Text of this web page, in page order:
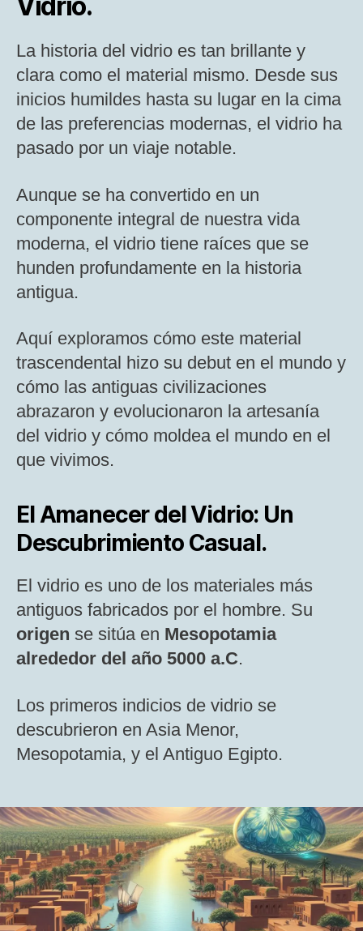
Vidrio.
La historia del vidrio es tan brillante y
clara como el material mismo. Desde sus
inicios humildes hasta su lugar en la cima
de las preferencias modernas, el vidrio ha
pasado por un viaje notable.
Aunque se ha convertido en un
componente integral de nuestra vida
moderna, el vidrio tiene raíces que se
hunden profundamente en la historia
antigua.
Aquí exploramos cómo este material
trascendental hizo su debut en el mundo y
cómo las antiguas civilizaciones
abrazaron y evolucionaron la artesanía
del vidrio y cómo moldea el mundo en el
que vivimos.
El Amanecer del Vidrio: Un
Descubrimiento Casual.
El vidrio es uno de los materiales más
antiguos fabricados por el hombre. Su
origen se sitúa en Mesopotamia
alrededor del año 5000 a.C.
Los primeros indicios de vidrio se
descubrieron en Asia Menor,
Mesopotamia, y el Antiguo Egipto.